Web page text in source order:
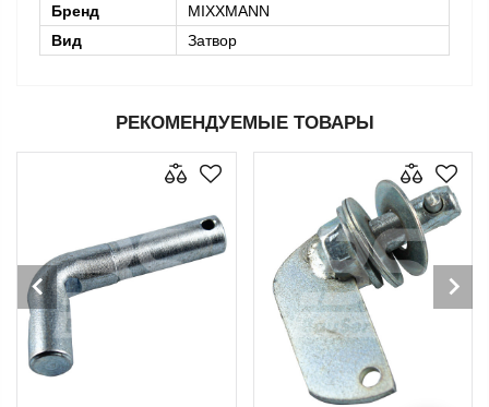
Бренд
MIXXMANN
Вид
Затвор
РЕКОМЕНДУЕМЫЕ ТОВАРЫ